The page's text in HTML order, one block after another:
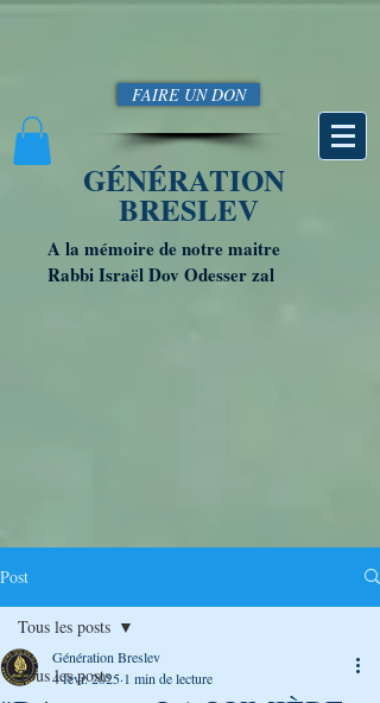
FAIRE UN DON
GÉNÉRATION
BRESLEV
A la mémoire de notre maitre
Rabbi Israël Dov Odesser zal
Post
Tous les posts
Tous les posts
Génération Breslev
4 févr. 2025 1 min de lecture